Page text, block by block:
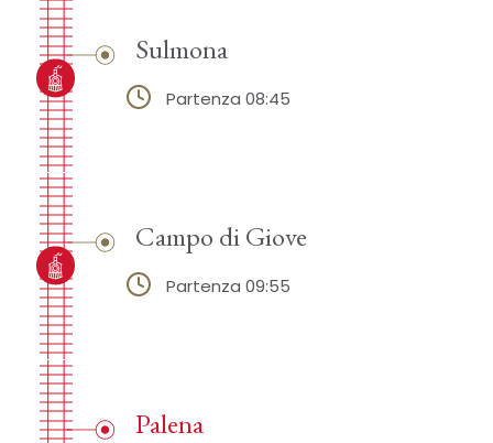
Sulmona
Partenza 08:45
Campo di Giove
Partenza 09:55
Palena